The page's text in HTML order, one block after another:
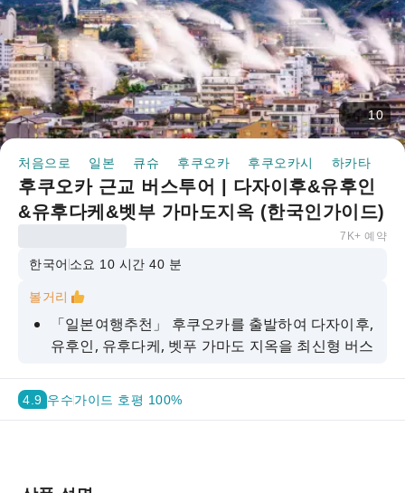
10
처음으로 일본 큐슈 후쿠오카 후쿠오카시 하카타
후쿠오카 근교 버스투어 | 다자이후&유후인
&유후다케&벳부 가마도지옥 (한국인가이드)
7K+ 예약
한국어 소요 10 시간 40 분
볼거리
「일본여행추천」 후쿠오카를 출발하여 다자이후,
유후인, 유후다케, 벳푸 가마도 지옥을 최신형 버스
전문 사진 교육을 받은 한국인가이드가 동반하여
무료 사진촬영(라이카)해드립니다. 일본여행 인생
4.9 우수가이드 호평 100%